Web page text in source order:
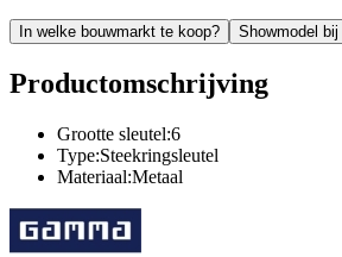
In welke bouwmarkt te koop? Showmodel
Productomschrijving
Grootte sleutel:6
Type:Steekringsleutel
Materiaal:Metaal